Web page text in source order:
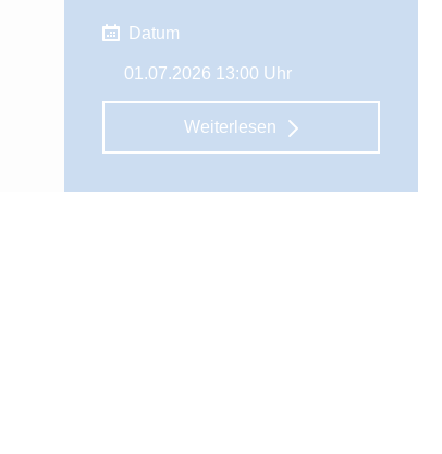
Datum
01.07.2026 13:00 Uhr
Weiterlesen